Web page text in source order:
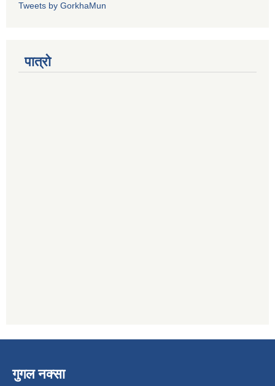
Tweets by GorkhaMun
पात्रो
गुगल नक्सा